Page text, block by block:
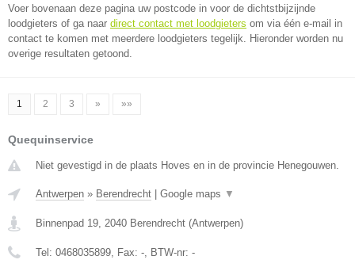
Voer bovenaan deze pagina uw postcode in voor de dichtstbijzijnde
loodgieters of ga naar direct contact met loodgieters om via één e-mail in
contact te komen met meerdere loodgieters tegelijk. Hieronder worden nu
overige resultaten getoond.
1 2 3 » »»
Quequinservice
Niet gevestigd in de plaats Hoves en in de provincie Henegouwen.
Antwerpen » Berendrecht Google maps ▼
Binnenpad 19, 2040 Berendrecht (Antwerpen)
Tel: 0468035899, Fax: -, BTW-nr: -